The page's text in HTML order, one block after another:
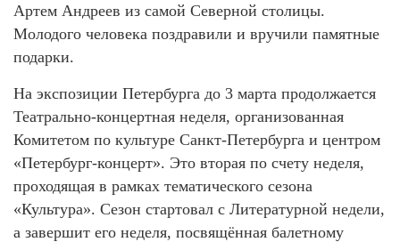
Артем Андреев из самой Северной столицы.
Молодого человека поздравили и вручили памятные
подарки.
На экспозиции Петербурга до 3 марта продолжается
Театрально-концертная неделя, организованная
Комитетом по культуре Санкт-Петербурга и центром
«Петербург-концерт». Это вторая по счету неделя,
проходящая в рамках тематического сезона
«Культура». Сезон стартовал с Литературной недели,
а завершит его неделя, посвящённая балетному